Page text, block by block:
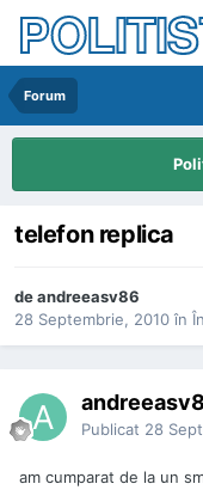
Forum
telefon replica
deandreeasv86
28 Septembrie, 2010 în
Publicat 28
am cumparat de la un